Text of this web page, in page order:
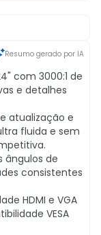
Resumo gerado por IA
com 3000:1 de
e detalhes
atualização e
fluida e sem
ângulos de
consistentes
HDMI e VGA
VESA